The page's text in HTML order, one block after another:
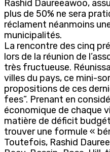
Rashid Daureeawoo,
plus de 50% ne sera
réclament néanmoins
municipalités.
La rencontre des cinq
lors de la réunion de
très fructueuse.
villes du pays, ce mini-
propositions de ces
fees”. Prenant en
économique de chaque
matière de déficit
trouver une formule «
Toutefois, Rashid